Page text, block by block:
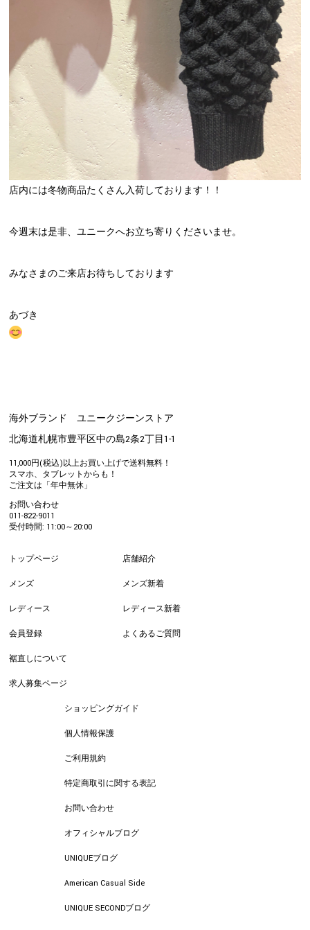
店内には冬物商品たくさん入荷しております！！
今週末は是非、ユニークへお立ち寄りくださいませ。
みなさまのご来店お待ちしております
あづき
海外ブランド ユニークジーンストア
北海道札幌市豊平区中の島2条2丁目1-1
11,000円(税込)以上お買い上げで送料無料！
スマホ、タブレットからも！
ご注文は「年中無休」
お問い合わせ
011-822-9011
受付時間: 11:00～20:00
トップページ
メンズ
レディース
会員登録
裾直しについて
求人募集ページ
店舗紹介
メンズ新着
レディース新着
よくあるご質問
ショッピングガイド
個人情報保護
ご利用規約
特定商取引に関する表記
お問い合わせ
オフィシャルブログ
UNIQUEブログ
American Casual Side
UNIQUE SECONDブログ